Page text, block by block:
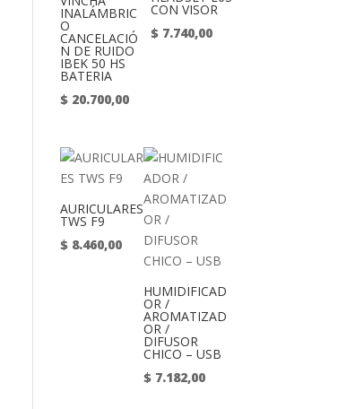
INALÁMBRIC
O
CANCELACIÓ
N DE RUIDO
IBEK 50 HS
BATERIA
$ 20.700,00
CON VISOR
$ 7.740,00
AURICULARES
TWS F9
$ 8.460,00
HUMIDIFICAD
OR /
AROMATIZAD
OR /
DIFUSOR
CHICO – USB
$ 7.182,00